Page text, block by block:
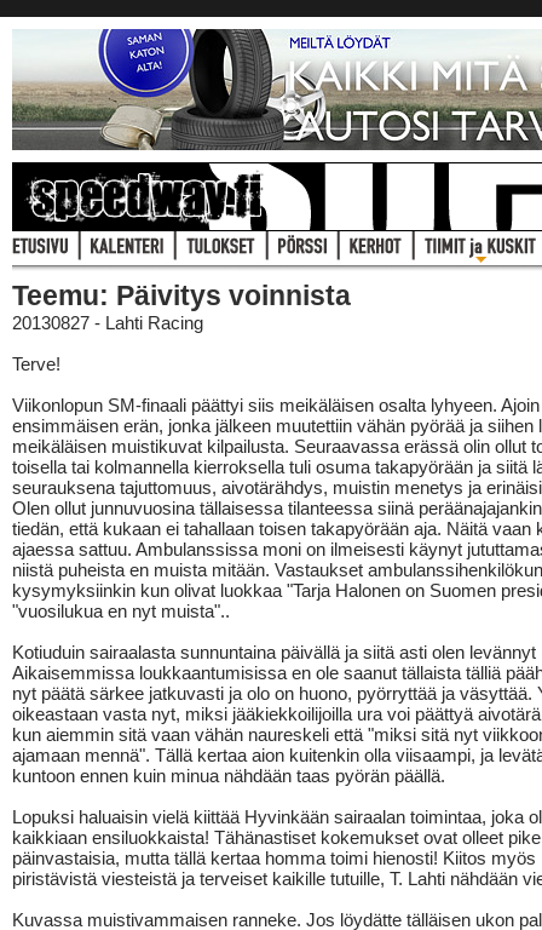
Teemu: Päivitys voinnista
20130827 - Lahti Racing
Terve!
Viikonlopun SM-finaali päättyi siis meikäläisen osalta lyhyeen. Ajoin
ensimmäisen erän, jonka jälkeen muutettiin vähän pyörää ja siihen
meikäläisen muistikuvat kilpailusta. Seuraavassa erässä olin ollut
toisella tai kolmannella kierroksella tuli osuma takapyörään ja siitä
seurauksena tajuttomuus, aivotärähdys, muistin menetys ja
Olen ollut junnuvuosina tällaisessa tilanteessa siinä
tiedän, että kukaan ei tahallaan toisen takapyörään aja. Näitä vaan
ajaessa sattuu. Ambulanssissa moni on ilmeisesti käynyt
niistä puheista en muista mitään. Vastaukset
kysymyksiinkin kun olivat luokkaa "Tarja Halonen on Suomen
"vuosilukua en nyt muista"..
Kotiuduin sairaalasta sunnuntaina päivällä ja siitä asti olen levännyt
Aikaisemmissa loukkaantumisissa en ole saanut tällaista tälliä
nyt päätä särkee jatkuvasti ja olo on huono, pyörryttää ja väsyttää.
oikeastaan vasta nyt, miksi jääkiekkoilijoilla ura voi päättyä
kun aiemmin sitä vaan vähän naureskeli että "miksi sitä nyt
ajamaan mennä". Tällä kertaa aion kuitenkin olla viisaampi, ja
kuntoon ennen kuin minua nähdään taas pyörän päällä.
Lopuksi haluaisin vielä kiittää Hyvinkään sairaalan toimintaa, joka
kaikkiaan ensiluokkaista! Tähänastiset kokemukset ovat olleet
päinvastaisia, mutta tällä kertaa homma toimi hienosti! Kiitos myös
piristävistä viesteistä ja terveiset kaikille tutuille, T. Lahti nähdään
Kuvassa muistivammaisen ranneke. Jos löydätte tälläisen ukon